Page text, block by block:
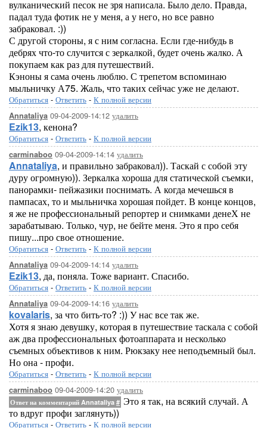
вулканический песок не зря написала. Было дело. Правда,
падал туда фотик не у меня, а у него, но все равно
забраковал. :))
С другой стороны, я с ним согласна. Если где-нибудь в
дебрях что-то случится с зеркалкой, будет очень жалко. А
покупаем как раз для путешествий.
Кэноны я сама очень люблю. С трепетом вспоминаю
мыльничку А75. Жаль, что таких сейчас уже не делают.
Обратиться - Ответить - К полной версии
Annataliya 09-04-2009-14:12 удалить
Ezik13, кенона?
Обратиться - Ответить - К полной версии
carminaboo 09-04-2009-14:14 удалить
Annataliya, и правильно забраковал)). Таскай с собой эту
дуру огромную)). Зеркалка хороша для статической съемки,
панорамки- пейжазики поснимать. А когда мечешься в
пампасах, то и мыльничка хорошая пойдет. В конце концов,
я же не профессиональный репортер и снимками денеХ не
зарабатываю. Только, чур, не бейте меня. Это я про себя
пишу...про свое отношение.
Обратиться - Ответить - К полной версии
Annataliya 09-04-2009-14:14 удалить
Ezik13, да, поняла. Тоже вариант. Спасибо.
Обратиться - Ответить - К полной версии
Annataliya 09-04-2009-14:16 удалить
kovalaris, за что бить-то? :)) У нас все так же.
Хотя я знаю девушку, которая в путешествие таскала с собой
аж два профессиональных фотоаппарата и несколько
съемных объективов к ним. Рюкзаку нее неподъемный был.
Но она - профи.
Обратиться - Ответить - К полной версии
carminaboo 09-04-2009-14:20 удалить
Ответ на комментарий Annataliya # Это я так, на всякий случай. А
то вдруг профи заглянуть))
Обратиться - Ответить - К полной версии